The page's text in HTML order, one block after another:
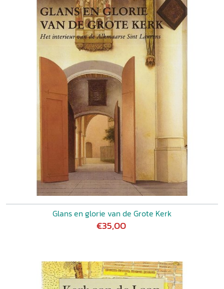
eeuw
Henk Michielse en Bep De Boer
6 Het raadsel van het verdwenen koor 90
De bouwgeschiedenis van de Johanneskerk
Herman Wesselink en Jan de Bruijn
7 Van Jacob van Ruisdael tot de modernen 109
De Johanneskerk in beeld Alexander de Bruin 6
8 De heilige in de toren 133
De geheimen van het ‘Johannesbeeld’
Jan de Bruijn
9 De orgels van de Johanneskerk 150
Cees van der Poel en Rogér van Dijk
10 ‘O alderbesten Jan Baptist’ 168
Liederen over Johannes de Doper
Wim Kloppenburg Noten 183
Personalia van de auteurs 201
Dankwoord en verantwoording 204
Register van personen 205
Glans en glorie van de Grote Kerk
€35,00